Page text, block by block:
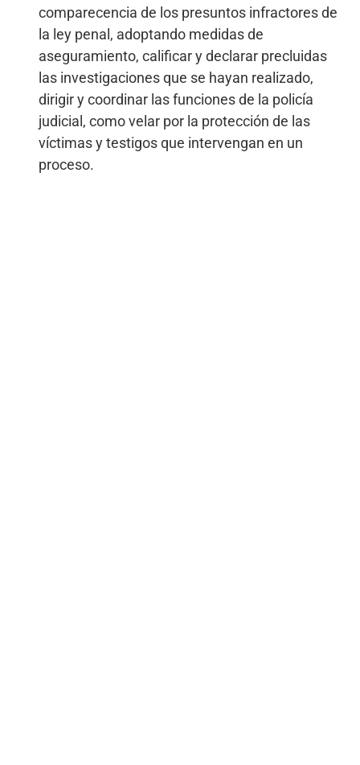
comparecencia de los presuntos infractores de
la ley penal, adoptando medidas de
aseguramiento, calificar y declarar precluidas
las investigaciones que se hayan realizado,
dirigir y coordinar las funciones de la policía
judicial, como velar por la protección de las
víctimas y testigos que intervengan en un
proceso.